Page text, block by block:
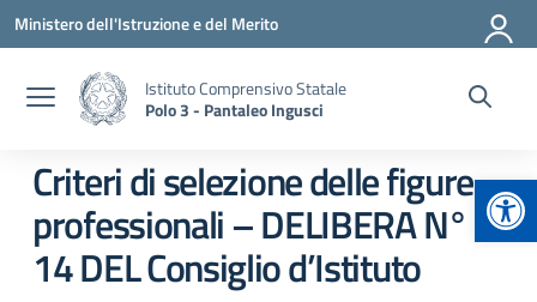
Vai ai contenuti
Vai al menu di navigazione
Vai al footer
Ministero dell'Istruzione e del Merito
Istituto Comprensivo Statale
Polo 3 - Pantaleo Ingusci
Criteri di selezione delle figure
professionali – DELIBERA N°
14 DEL Consiglio d’Istituto